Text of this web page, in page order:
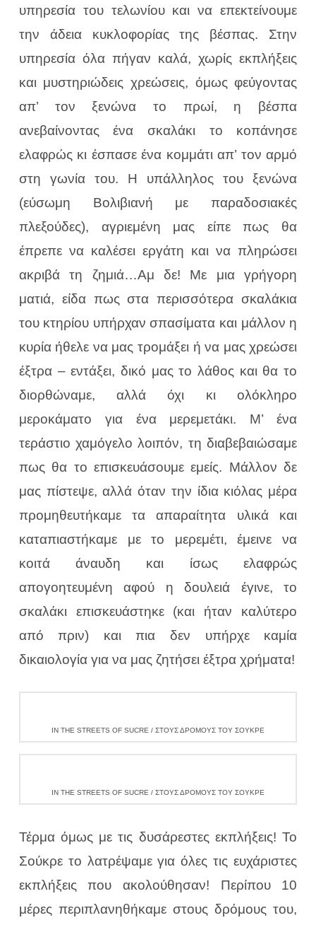
υπηρεσία του τελωνίου και να επεκτείνουμε
την άδεια κυκλοφορίας της βέσπας. Στην
υπηρεσία όλα πήγαν καλά, χωρίς εκπλήξεις
και μυστηριώδεις χρεώσεις, όμως φεύγοντας
απ’ τον ξενώνα το πρωί, η βέσπα
ανεβαίνοντας ένα σκαλάκι το κοπάνησε
ελαφρώς κι έσπασε ένα κομμάτι απ’ τον αρμό
στη γωνία του. Η υπάλληλος του ξενώνα
(εύσωμη Βολιβιανή με παραδοσιακές
πλεξούδες), αγριεμένη μας είπε πως θα
έπρεπε να καλέσει εργάτη και να πληρώσει
ακριβά τη ζημιά…Αμ δε! Με μια γρήγορη
ματιά, είδα πως στα περισσότερα σκαλάκια
του κτηρίου υπήρχαν σπασίματα και μάλλον η
κυρία ήθελε να μας τρομάξει ή να μας χρεώσει
έξτρα – εντάξει, δικό μας το λάθος και θα το
διορθώναμε, αλλά όχι κι ολόκληρο
μεροκάματο για ένα μερεμετάκι. Μ’ ένα
τεράστιο χαμόγελο λοιπόν, τη διαβεβαιώσαμε
πως θα το επισκευάσουμε εμείς. Μάλλον δε
μας πίστεψε, αλλά όταν την ίδια κιόλας μέρα
προμηθευτήκαμε τα απαραίτητα υλικά και
καταπιαστήκαμε με το μερεμέτι, έμεινε να
κοιτά άναυδη και ίσως ελαφρώς
απογοητευμένη αφού η δουλειά έγινε, το
σκαλάκι επισκευάστηκε (και ήταν καλύτερο
από πριν) και πια δεν υπήρχε καμία
δικαιολογία για να μας ζητήσει έξτρα χρήματα!
IN THE STREETS OF SUCRE / ΣΤΟΥΣ ΔΡΌΜΟΥΣ ΤΟΥ ΣΟΎΚΡΕ
IN THE STREETS OF SUCRE / ΣΤΟΥΣ ΔΡΌΜΟΥΣ ΤΟΥ ΣΟΎΚΡΕ
Τέρμα όμως με τις δυσάρεστες εκπλήξεις! Το
Σούκρε το λατρέψαμε για όλες τις ευχάριστες
εκπλήξεις που ακολούθησαν! Περίπου 10
μέρες περιπλανηθήκαμε στους δρόμους του,